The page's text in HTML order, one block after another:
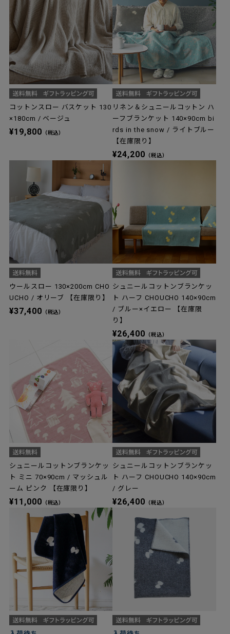
コットンスロー バスケット 130
×180cm / ベージュ
¥19,800 （税込）
リネン＆シュニールコットン ハ
ーフブランケット 140×90cm bi
rds in the snow / ライトブルー
【在庫限り】
¥24,200 （税込）
ウールスロー 130×200cm CHO
UCHO / オリーブ 【在庫限り】
¥37,400 （税込）
シュニールコットンブランケッ
ト ハーフ CHOUCHO 140×90cm
/ ブルー×イエロー 【在庫限
り】
¥26,400 （税込）
シュニールコットンブランケッ
ト ミニ 70×90cm / マッシュル
ーム ピンク 【在庫限り】
¥11,000 （税込）
シュニールコットンブランケッ
ト ハーフ CHOUCHO 140×90cm
/ グレー
¥26,400 （税込）